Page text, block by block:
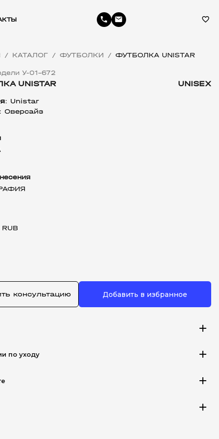
phone email favorite_border
/ КАТАЛОГ / ФУТБОЛКИ / ФУТБОЛКА UNISTAR
У-01-672
UNISTAR UNISEX
: Unistar
Оверсайз
консультацию Добавить в избранное
add
по уходу add
add
add